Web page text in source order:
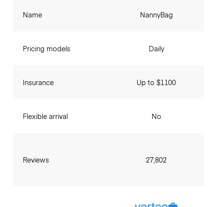
Name
Pricing models
Insurance
Flexible arrival
Reviews
NannyBag
Daily
Up to $1100
No
27,802